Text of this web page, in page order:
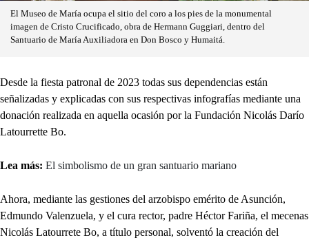
El Museo de María ocupa el sitio del coro a los pies de la monumental
imagen de Cristo Crucificado, obra de Hermann Guggiari, dentro del
Santuario de María Auxiliadora en Don Bosco y Humaitá.
Desde la fiesta patronal de 2023 todas sus dependencias están
señalizadas y explicadas con sus respectivas infografías mediante una
donación realizada en aquella ocasión por la Fundación Nicolás Darío
Latourrette Bo.
Lea más: El simbolismo de un gran santuario mariano
Ahora, mediante las gestiones del arzobispo emérito de Asunción,
Edmundo Valenzuela, y el cura rector, padre Héctor Fariña, el mecenas
Nicolás Latourrete Bo, a título personal, solventó la creación del